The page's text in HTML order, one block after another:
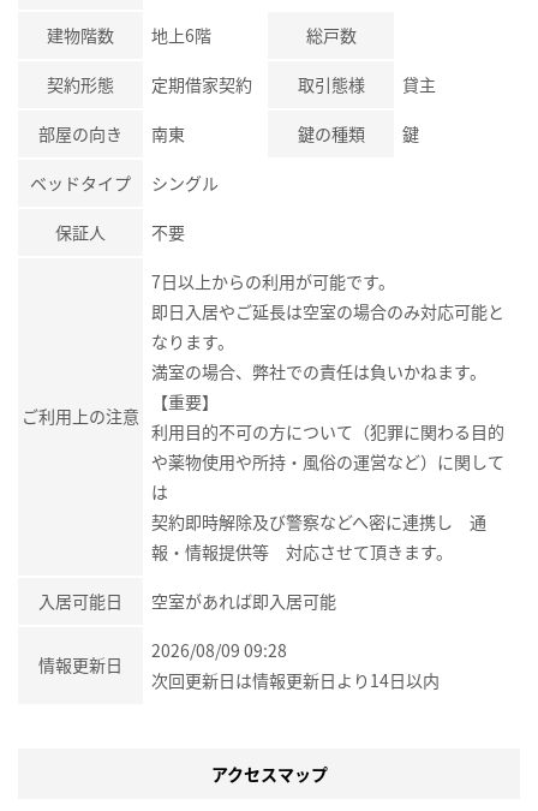
建物階数 地上6階 総戸数
契約形態 定期借家契約 取引態様 貸主
部屋の向き 南東 鍵の種類 鍵
ベッドタイプ シングル
保証人 不要
ご利用上の注意
7日以上からの利用が可能です。
即日入居やご延長は空室の場合のみ対応可能と
なります。
満室の場合、弊社での責任は負いかねます。
【重要】
利用目的不可の方について（犯罪に関わる目的
や薬物使用や所持・風俗の運営など）に関して
は
契約即時解除及び警察などへ密に連携し 通
報・情報提供等 対応させて頂きます。
入居可能日 空室があれば即入居可能
情報更新日
2026/08/09 09:28
次回更新日は情報更新日より14日以内
アクセスマップ